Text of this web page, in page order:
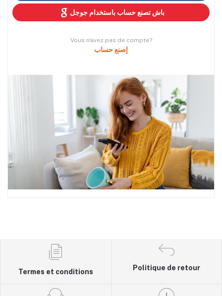
باش تصنع حساب باستخدام جوجل
Vous n'avez pas de compte?
إصنع حساب
Termes et conditions
Politique de retour